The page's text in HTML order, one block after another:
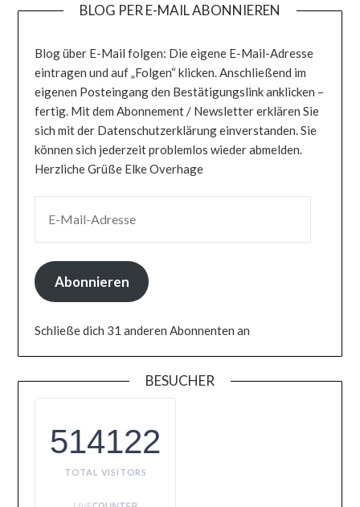
BLOG PER E-MAIL ABONNIEREN
Blog über E-Mail folgen: Die eigene E-Mail-Adresse
eintragen und auf „Folgen“ klicken. Anschließend im
eigenen Posteingang den Bestätigungslink anklicken –
fertig. Mit dem Abonnement / Newsletter erklären Sie
sich mit der Datenschutzerklärung einverstanden. Sie
können sich jederzeit problemlos wieder abmelden.
Herzliche Grüße Elke Overhage
Abonnieren
Schließe dich 31 anderen Abonnenten an
BESUCHER
514122
TOTAL VISITORS